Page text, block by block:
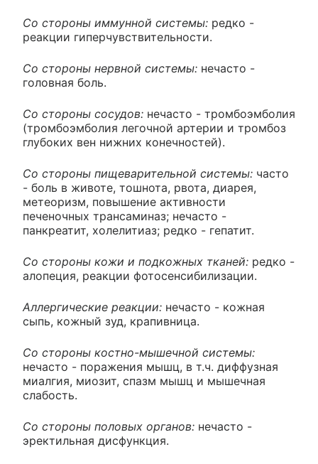
Со стороны иммунной системы: редко -
реакции гиперчувствительности.
Со стороны нервной системы: нечасто -
головная боль.
Со стороны сосудов: нечасто - тромбоэмболия
(тромбоэмболия легочной артерии и тромбоз
глубоких вен нижних конечностей).
Со стороны пищеварительной системы: часто
- боль в животе, тошнота, рвота, диарея,
метеоризм, повышение активности
печеночных трансаминаз; нечасто -
панкреатит, холелитиаз; редко - гепатит.
Со стороны кожи и подкожных тканей: редко -
алопеция, реакции фотосенсибилизации.
Аллергические реакции: нечасто - кожная
сыпь, кожный зуд, крапивница.
Со стороны костно-мышечной системы:
нечасто - поражения мышц, в т.ч. диффузная
миалгия, миозит, спазм мышц и мышечная
слабость.
Со стороны половых органов: нечасто -
эректильная дисфункция.